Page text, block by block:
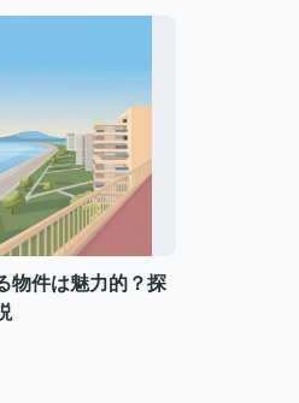
物件は魅力的？探